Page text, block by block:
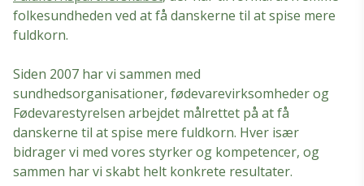
folkesundheden ved at få danskerne til at spise mere
fuldkorn.
Siden 2007 har vi sammen med
sundhedsorganisationer, fødevarevirksomheder og
Fødevarestyrelsen arbejdet målrettet på at få
danskerne til at spise mere fuldkorn. Hver især
bidrager vi med vores styrker og kompetencer, og
sammen har vi skabt helt konkrete resultater.